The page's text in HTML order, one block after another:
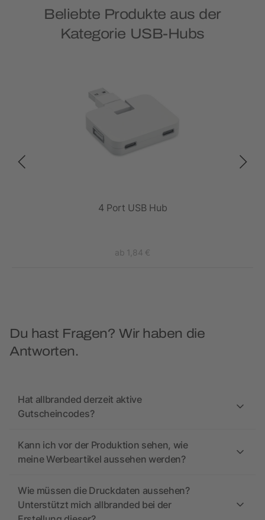
Beliebte Produkte aus der
Kategorie USB-Hubs
4 Port USB Hub
ab 1,84 €
Du hast Fragen? Wir haben die
Antworten.
Hat allbranded derzeit aktive
Gutscheincodes?
Kann ich vor der Produktion sehen, wie
meine Werbeartikel aussehen werden?
Wie müssen die Druckdaten aussehen?
Unterstützt mich allbranded bei der